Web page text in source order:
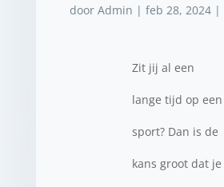
door Admin | feb 28, 2024|
Zit jij al een
lange tijd op een
sport? Dan is de
kans groot dat je